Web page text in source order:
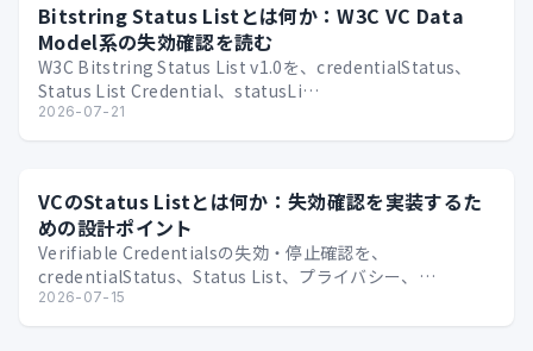
Bitstring Status Listとは何か：W3C VC Data
Model系の失効確認を読む
W3C Bitstring Status List v1.0を、credentialStatus、
Status List Credential、statusLi…
2026-07-21
VCのStatus Listとは何か：失効確認を実装するた
めの設計ポイント
Verifiable Credentialsの失効・停止確認を、
credentialStatus、Status List、プライバシー、
Issuer/Verif…
2026-07-15